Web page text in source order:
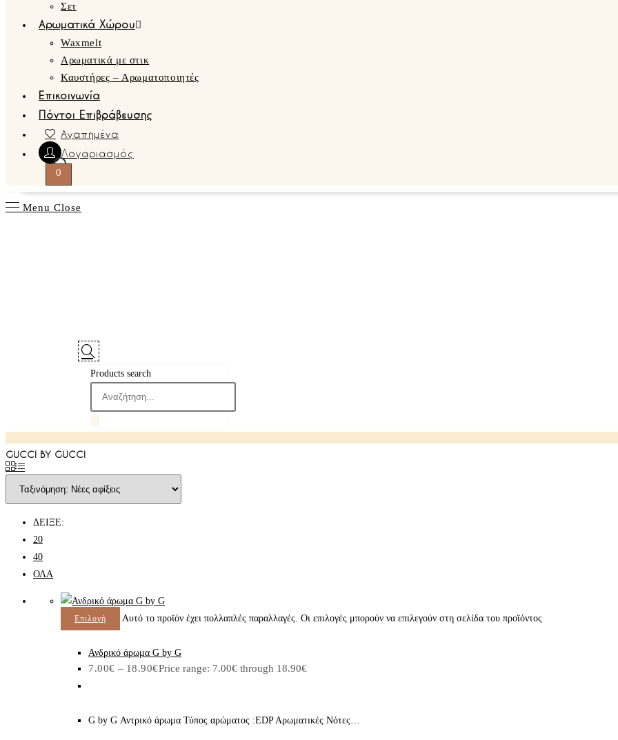
Σετ
Αρωματικά Χώρου
Waxmelt
Αρωματικά με στικ
Καυστήρες – Αρωματοποιητές
Επικοινωνία
Πόντοι Επιβράβευσης
Αγαπημένα
Λογαριασμός
0
Menu Close
Products search
GUCCI BY GUCCI
ΔΕΙΞΕ:
20
40
ΟΛΑ
Επιλογή Αυτό το προϊόν έχει πολλαπλές παραλλαγές. Οι επιλογές μπορούν να επιλεγούν στη σελίδα του προϊόντος
Ανδρικό άρωμα G by G
7.00€ – 18.90€Price range: 7.00€ through 18.90€
G by G Αντρικό άρωμα Τύπος αρώματος :ΕDP Aρωματικές Νότες…